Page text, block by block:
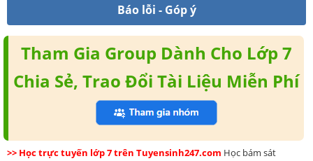
Báo lỗi - Góp ý
Tham Gia Group Dành Cho Lớp 7
Chia Sẻ, Trao Đổi Tài Liệu Miễn Phí
>> Học trực tuyến lớp 7 trên Tuyensinh247.com Học bám sát